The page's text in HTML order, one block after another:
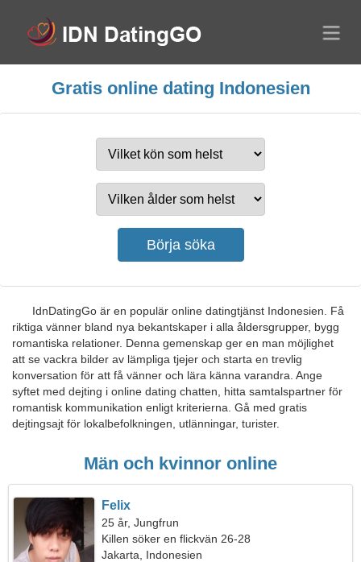
Gratis online dating Indonesien
IdnDatingGo är en populär online datingtjänst Indonesien. Få
riktiga vänner bland nya bekantskaper i alla åldersgrupper, bygg
romantiska relationer. Denna gemenskap ger en man möjlighet
att se vackra bilder av lämpliga tjejer och starta en trevlig
konversation för att få vänner och lära känna varandra. Ange
syftet med dejting i online dating chatten, hitta samtalspartner för
romantisk kommunikation enligt kriterierna. Gå med gratis
dejtingsajt för lokalbefolkningen, utlänningar, turister.
Män och kvinnor online
Felix
25 år, Jungfrun
Killen söker en flickvän 26-28
Jakarta, Indonesien